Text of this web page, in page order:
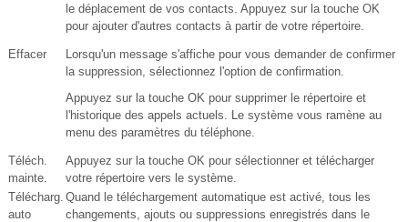
le déplacement de vos contacts. Appuyez sur la touche OK
pour ajouter d'autres contacts à partir de votre répertoire.
Effacer
Lorsqu'un message s'affiche pour vous demander de confirmer
la suppression, sélectionnez l'option de confirmation.
Appuyez sur la touche OK pour supprimer le répertoire et
l'historique des appels actuels. Le système vous ramène au
menu des paramètres du téléphone.
Téléch.
mainte.
Appuyez sur la touche OK pour sélectionner et télécharger
votre répertoire vers le système.
Télécharg.
auto
Quand le téléchargement automatique est activé, tous les
changements, ajouts ou suppressions enregistrés dans le